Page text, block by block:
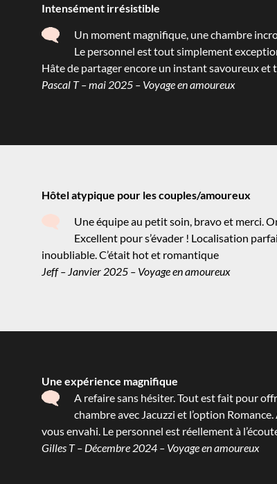
Intensément irrésistible
Un moment magnifique, une chambre
Le personnel est tout simplement
Hâte de partager encore un instant savoureux et
Pascal T – mai 2025 – Voyage en amoureux
Hôtel atypique pour les couples/amoureux
Une équipe au petit soin, bravo et merci.
Excellent pour s’évader ! Localisation
inoubliable. C’était hot et romantique
Jeff – Janvier 2025 – Voyage en amoureux
Une expérience magnifique
A refaire sans hésiter. Tout est fait pour
chambre avec Jacuzzi et l’option
vous envahi. Le personnel est réellement à
Gilles T – Décembre 2024 – Voyage en amoureux